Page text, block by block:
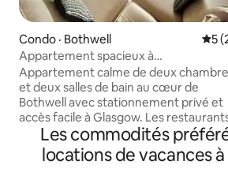
Condo · Bothwell
5
Appartement spacieux à
2 chambres | Stationnement | Près de
Glasgow
Appartement calme de deux
et deux salles de bain au cœur de
Bothwell avec stationnement privé et
accès facile à Glasgow. Les
cafés et magasins locaux sont
accessibles à pied. Conçu pour des
séjours calmes et confortables. Idéal
Les commodités
locations de vacances